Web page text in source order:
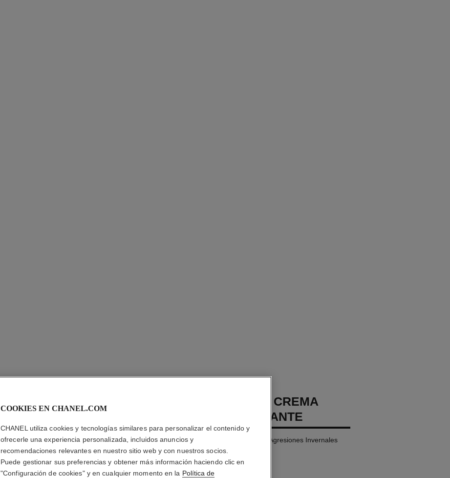
N°1 DE CHANEL CREMA
RICA REVITALIZANTE
Alisa – Nutre – Protege de las Agresiones Invernales
Más información
Ref. 140020
COOKIES EN CHANEL.COM
CHANEL utiliza cookies y tecnologías similares para personalizar el contenido y
ofrecerle una experiencia personalizada, incluidos anuncios y
recomendaciones relevantes en nuestro sitio web y con nuestros socios.
Puede gestionar sus preferencias y obtener más información haciendo clic en
"Configuración de cookies" y en cualquier momento en la Política de